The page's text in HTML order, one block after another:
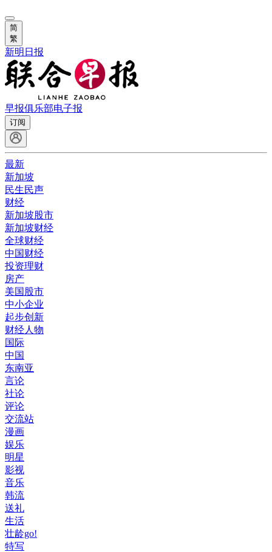
简
繁
新明日报
早报俱乐部电子报
订阅
最新
新加坡
民生民声
财经
新加坡股市
新加坡财经
全球财经
中国财经
投资理财
房产
美国股市
中小企业
起步创新
财经人物
国际
中国
东南亚
言论
社论
评论
交流站
漫画
娱乐
明星
影视
音乐
韩流
送礼
生活
壮龄go!
特写